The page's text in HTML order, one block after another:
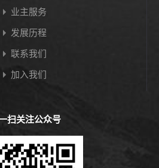
业主服务
发展历程
联系我们
加入我们
扫关注公众号